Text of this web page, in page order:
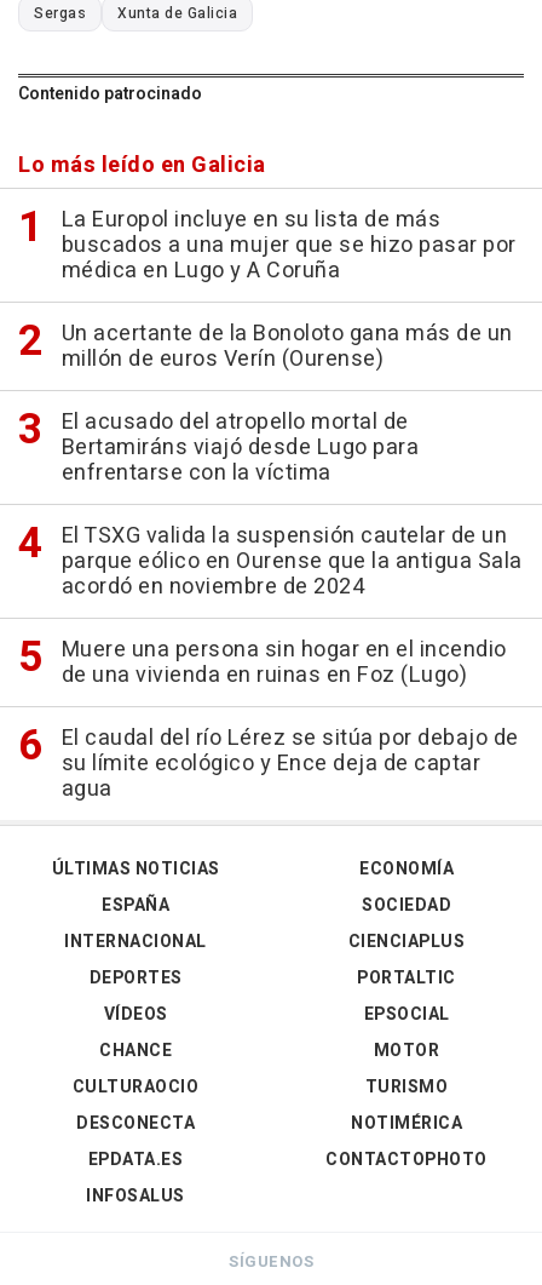
Sergas Xunta de Galicia
Contenido patrocinado
Lo más leído en Galicia
La Europol incluye en su lista de más
buscados a una mujer que se hizo pasar por
médica en Lugo y A Coruña
Un acertante de la Bonoloto gana más de un
millón de euros Verín (Ourense)
El acusado del atropello mortal de
Bertamiráns viajó desde Lugo para
enfrentarse con la víctima
El TSXG valida la suspensión cautelar de un
parque eólico en Ourense que la antigua Sala
acordó en noviembre de 2024
Muere una persona sin hogar en el incendio
de una vivienda en ruinas en Foz (Lugo)
El caudal del río Lérez se sitúa por debajo de
su límite ecológico y Ence deja de captar
agua
ÚLTIMAS NOTICIAS
ESPAÑA
INTERNACIONAL
DEPORTES
VÍDEOS
ECONOMÍA
SOCIEDAD
CIENCIAPLUS
PORTALTIC
EPSOCIAL
CHANCE
CULTURAOCIO
DESCONECTA
EPDATA.ES
INFOSALUS
MOTOR
TURISMO
NOTIMÉRICA
CONTACTOPHOTO
SÍGUENOS